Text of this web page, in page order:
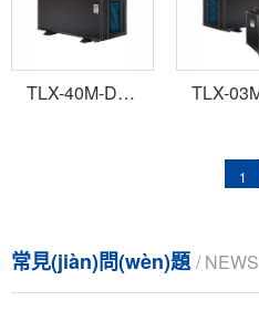
TLX-40M-D吊頂管道調溫降溫除濕機
1
常見(jiàn)問(wèn)題/ NEWS